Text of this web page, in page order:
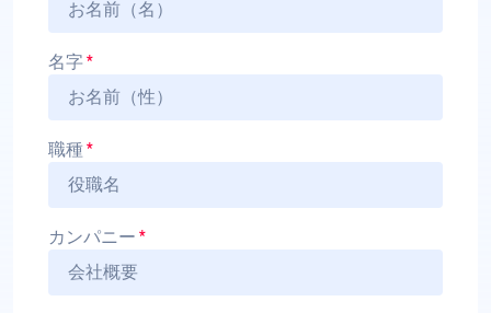
名字*
職種*
カンパニー *